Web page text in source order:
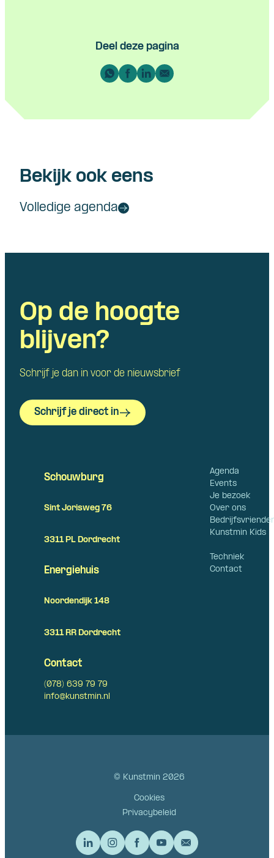
Deel deze pagina
Bekijk ook eens
Volledige agenda
Op de hoogte
blijven?
Schrijf je dan in voor de nieuwsbrief
Schrijf je direct in
Agenda
Events
Je bezoek
Over ons
Kunstmin Kids
Techniek
Contact
Schouwburg
Sint Jorisweg 76
3311 PL Dordrecht
Energiehuis
Noordendijk 148
3311 RR Dordrecht
Contact
(078) 639 79 79
info@kunstmin.nl
© Kunstmin 2026
Cookies
Privacybeleid